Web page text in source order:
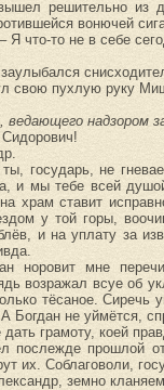
решительно из
вонючей
Я что-то не в себе
свою пухлую руку
надзором
государь, не
и мы тебе всей
храм ставит
у той горы,
и на уплату за
норовит мне
возражал всуе об
тёсаное. Сиречь
Богдан не уймётся,
грамоту, коей
послежде прошлой
их. Соблаговоли,
земно